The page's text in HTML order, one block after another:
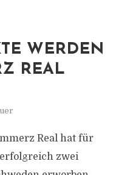
WERDEN
REAL
Real hat für
zwei